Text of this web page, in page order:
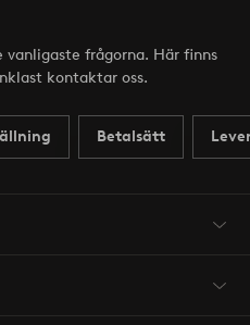
vanligaste frågorna. Här finns
kontaktar oss.
Betalsätt